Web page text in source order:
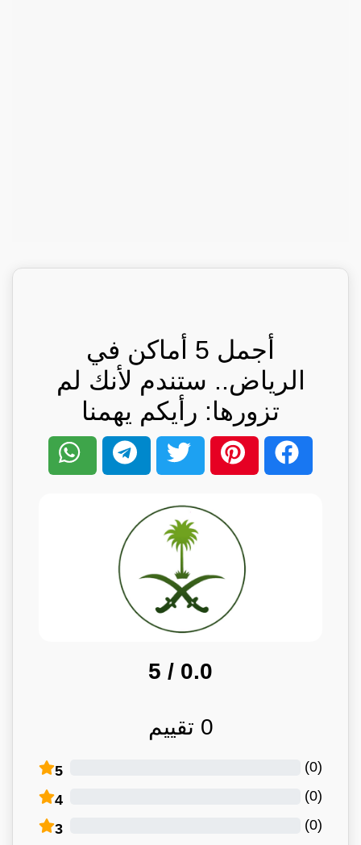
أجمل 5 أماكن في
الرياض.. ستندم لأنك لم
تزورها: رأيكم يهمنا
0.0
/ 5
0 تقييم
5 (
0
)
4 (
0
)
3 (
0
)